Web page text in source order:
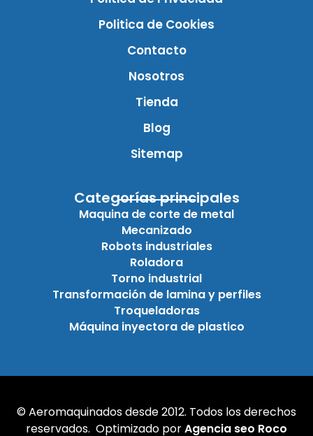
Politica de Cookies
Contacto
Nosotros
Tienda
Blog
Sitemap
Categorías principales
Maquina de corte de metal
Mecanizado
Robots industriales
Roladora
Torno industrial
Transformación de lamina y perfiles
Troqueladoras
Máquina inyectora de plastico
© Aeromaquinados desde 2012. Todos los derechos
reservados. Optimizado porAgencia seo Roco